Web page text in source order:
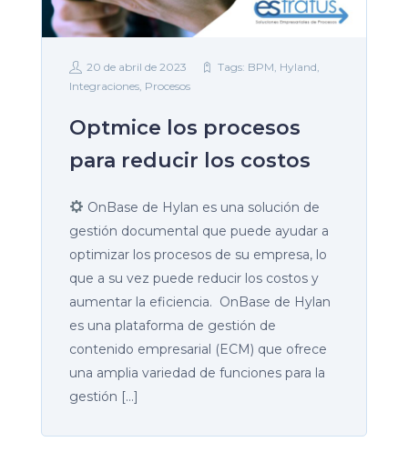
20 de abril de 2023 Tags: BPM, Hyland,
Integraciones, Procesos
Optmice los procesos
para reducir los costos
OnBase de Hylan es una solución de
gestión documental que puede ayudar a
optimizar los procesos de su empresa, lo
que a su vez puede reducir los costos y
aumentar la eficiencia. OnBase de Hylan
es una plataforma de gestión de
contenido empresarial (ECM) que ofrece
una amplia variedad de funciones para la
gestión […]